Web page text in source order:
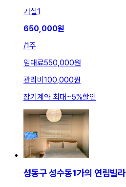
거실1
650,000원
/1주
임대료550,000원
관리비 100,000원
장기계약 최대~5%할인
성동구 성수동1가의 연립빌라